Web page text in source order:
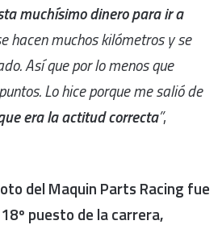
muchísimo dinero para ir a
hacen muchos kilómetros y se
Así que por lo menos que
Lo hice porque me salió de
era la actitud correcta”,
del Maquin Parts Racing fue
puesto de la carrera,